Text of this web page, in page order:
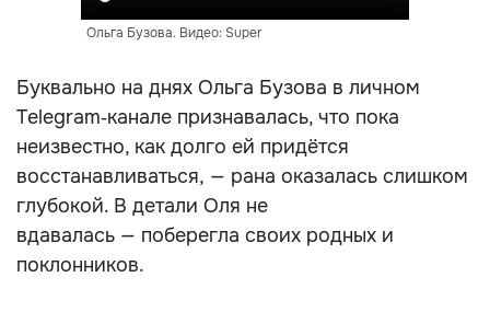
Ольга Бузова. Видео: Super
Буквально на днях Ольга Бузова в личном
Telegram‑канале признавалась, что пока
неизвестно, как долго ей придётся
восстанавливаться, — рана оказалась слишком
глубокой. В детали Оля не
вдавалась — поберегла своих родных и
поклонников.